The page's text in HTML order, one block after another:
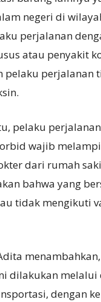
negeri di
perjalanan
atau penyakit
pelaku perjalanan
pelaku
wajib
dari rumah
bahwa yang
tidak mengikuti
dilakukan
dengan